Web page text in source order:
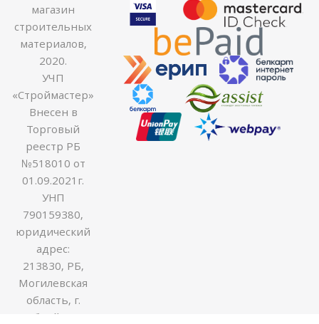
магазин
строительных
материалов,
2020.
УЧП
«Строймастер»
Внесен в
Торговый
реестр РБ
№518010 от
01.09.2021г.
УНП
790159380,
юридический
адрес:
213830, РБ,
Могилевская
область, г.
Бобруйск ул.